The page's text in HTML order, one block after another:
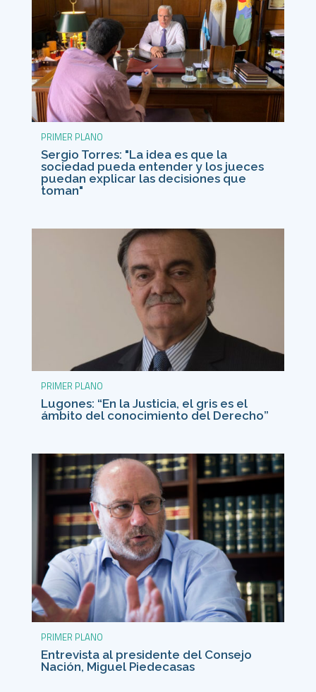
PRIMER PLANO
Sergio Torres: "La idea es que la
sociedad pueda entender y los jueces
puedan explicar las decisiones que
toman"
PRIMER PLANO
Lugones: “En la Justicia, el gris es el
ámbito del conocimiento del Derecho”
PRIMER PLANO
Entrevista al presidente del Consejo
Nación, Miguel Piedecasas